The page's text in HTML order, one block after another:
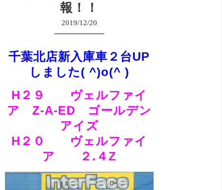
報！！
2019/12/20
千葉北店新入庫車２台UP
しました( ^)o(^ )
H２９ ヴェルファイ
ア Z-A-ED ゴールデン
アイズ
H２０ ヴェルファイ
ア ２.４Z